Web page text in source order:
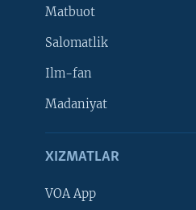
Matbuot
Salomatlik
Ilm-fan
Madaniyat
XIZMATLAR
VOA App